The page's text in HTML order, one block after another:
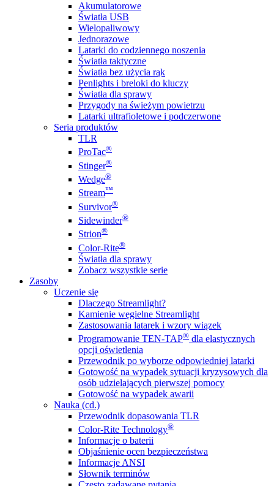
Akumulatorowe
Światła USB
Wielopaliwowy
Jednorazowe
Latarki do codziennego noszenia
Światła taktyczne
Światła bez użycia rąk
Penlights i breloki do kluczy
Światła dla sprawy
Przygody na świeżym powietrzu
Latarki ultrafioletowe i podczerwone
Seria produktów
TLR
ProTac®
Stinger®
Wedge®
Stream™
Survivor®
Sidewinder®
Strion®
Color-Rite®
Światła dla sprawy
Zobacz wszystkie serie
Zasoby
Uczenie się
Dlaczego Streamlight?
Kamienie węgielne Streamlight
Zastosowania latarek i wzory wiązek
Programowanie TEN-TAP® dla elastycznych
opcji oświetlenia
Przewodnik po wyborze odpowiedniej latarki
Gotowość na wypadek sytuacji kryzysowych dla
osób udzielających pierwszej pomocy
Gotowość na wypadek awarii
Nauka (cd.)
Przewodnik dopasowania TLR
Color-Rite Technology®
Informacje o baterii
Objaśnienie ocen bezpieczeństwa
Informacje ANSI
Słownik terminów